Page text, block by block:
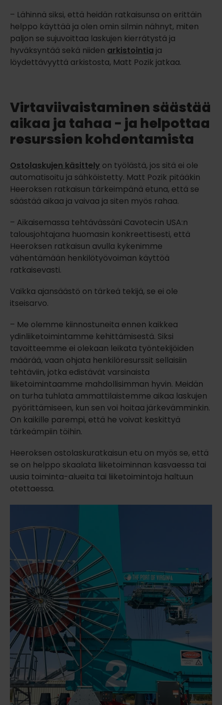
– Lähinnä siksi, että heidän ratkaisunsa on erittäin
helppo käyttää ja olen omin silmin nähnyt, miten
paljon se sujuvoittaa laskujen kierrätystä ja
hyväksyntää sekä niiden arkistointia ja
löydettävyyttä arkistosta, Matt Pozik jatkaa.
Virtaviivaistaminen säästää
aikaa ja tahaa - ja helpottaa
resurssien kohdentamista
Ostolaskujen käsittely on työlästä, jos sitä ei ole
automatisoitu ja sähköistetty. Matt Pozik pitääkin
Heeroksen ratkaisun tärkeimpänä etuna, että se
säästää aikaa ja vaivaa ja siten myös rahaa.
– Aikaisemassa tehtävässäni Cavotecin USA:n
talousjohtajana huomasin konkreettisesti, että
Heeroksen ratkaisun avulla kykenimme
vähentämään henkilötyövoiman käyttöä
ratkaisevasti.
Vaikka ajansäästö on tärkeä tekijä, se ei ole
itseisarvo.
– Me olemme kiinnostuneita ennen kaikkea
ydinliiketoimintamme kehittämisestä. Siksi
tavoitteemme ei olekaan leikata työntekijöiden
määrää, vaan ohjata henkilöresurssit sellaisiin
tehtäviin, jotka edistävät varsinaista
liiketoimintaamme mahdollisimman hyvin. Meidän
on turha tuhlata ammattilaistemme aikaa laskujen
pyörittämiseen, kun sen voi hoitaa järkevämminkin.
On kaikille parempi, että he voivat keskittyä
tärkeämpiin töihin.
Heeroksen ostolaskuratkaisun etu on myös se, että
se on helppo skaalata liiketoiminnan kasvaessa tai
uusia toiminta-alueita tai liiketoimintoja haltuun
otettaessa.